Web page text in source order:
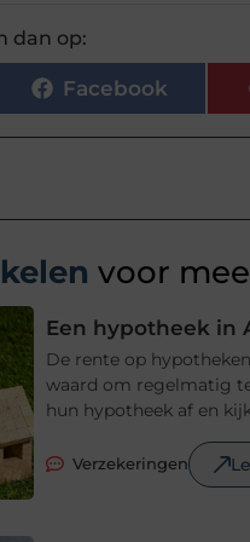
dan op:
Facebook
voor
Een hypotheek in
De rente op
waard om regelmatig
hun hypotheek af en
Verzekeringen